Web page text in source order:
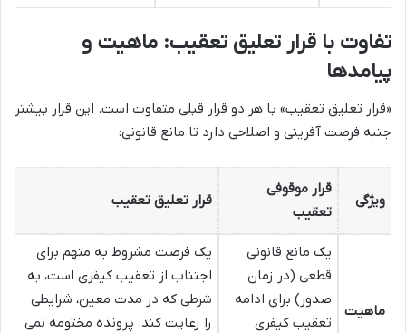
تفاوت با قرار تعلیق تعقیب: ماهیت و
پیامدها
«قرار تعلیق تعقیب» با هر دو قرار قبلی متفاوت است. این قرار بیشتر
جنبه فرصت آفرینی و اصلاحی دارد تا مانع قانونی:
ویژگی
قرار موقوفی
تعقیب
قرار تعلیق تعقیب
ماهیت
یک مانع قانونی
قطعی (در زمان
صدور) برای ادامه
تعقیب کیفری
یک فرصت مشروط به متهم برای
اجتناب از تعقیب کیفری است، به
شرطی که در مدت معین، شرایطی
را رعایت کند. پرونده مختومه نمی